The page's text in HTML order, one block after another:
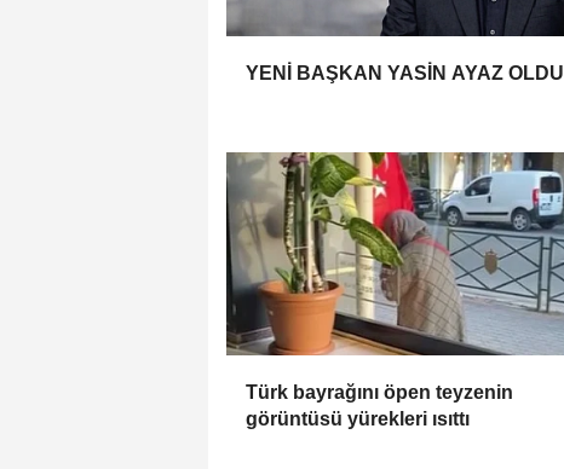
YENİ BAŞKAN YASİN AYAZ OLDU
Türk bayrağını öpen teyzenin
görüntüsü yürekleri ısıttı